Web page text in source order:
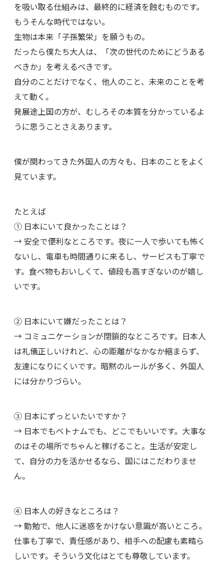
を吸い取る仕組みは、最終的に経済を蝕むものです。
もうそんな時代ではない。
生物は本来「子孫繁栄」を願うもの。
だったら僕たち大人は、「次の世代のためにどうある
べきか」を考えるべきです。
自分のことだけでなく、他人のこと、未来のことを考
えて動く。
発展途上国の方が、むしろその本質を分かっているよ
うに思うことさえあります。
僕が関わってきた外国人の方々も、日本のことをよく
見ています。
たとえば
① 日本にいて良かったことは？
→ 安全で便利なところです。夜に一人で歩いても怖く
ないし、電車も時間通りに来るし、サービスも丁寧で
す。食べ物もおいしくて、値段も高すぎないのが嬉し
いです。
② 日本にいて嫌だったことは？
→ コミュニケーションが閉鎖的なところです。日本人
は礼儀正しいけれど、心の距離がなかなか縮まらず、
友達になりにくいです。暗黙のルールが多く、外国人
には分かりづらい。
③ 日本にずっといたいですか？
→ 日本でもベトナムでも、どこでもいいです。大事な
のはその場所でちゃんと稼げること。生活が安定し
て、自分の力を活かせるなら、国にはこだわりませ
ん。
④ 日本人の好きなところは？
→ 勤勉で、他人に迷惑をかけない意識が高いところ。
仕事も丁寧で、責任感があり、相手への配慮も素晴ら
しいです。そういう文化はとても尊敬しています。